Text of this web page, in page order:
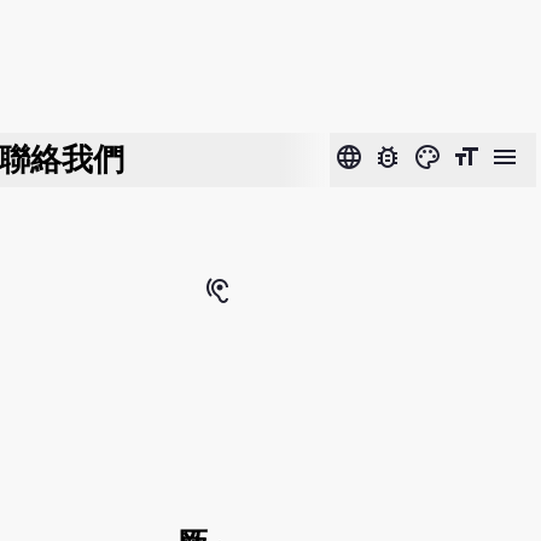
聯絡我們 language bug_report color_lens format_size menu
hearing